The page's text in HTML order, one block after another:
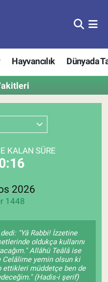
Hayvancılık Dünyada
KALAN SÜRE
2026
1448
"Yâ Rabbi! İzzetine
oldukça kullarını
Allâhü Teâlâ ise
Celâlime yemin olsun ki
ettikleri müddetçe ben de
(Hadis-i şerif)